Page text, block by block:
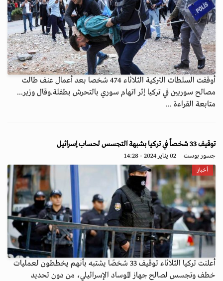
أوقفت السلطات التركية الثلاثاء 474 شخصا بعد أعمال عنف طالت
مصالح سوريين في تركيا إثر اتهام سوري بالتحرش بطفلة.وقال وزير...
متابعة القراءة ...
توقيف 33 شخصاً في تركيا بشبهة التجسس لحساب إسرائيل
جسور بوست 02 يناير 2024 - 14:28
أخبار
أعلنت تركيا الثلاثاء توقيف 33 شخصًا يشتبه بأنهم يخططون لعمليات
خطف وتجسس لصالح جهاز الموساد الإسرائيلي، من دون تحديد